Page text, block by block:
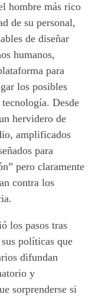
hombre más rico
de su personal,
de diseñar
humanos,
para
los posibles
Desde
hervidero de
amplificados
para
pero claramente
contra los
los pasos tras
políticas que
difundan
y
sorprenderse si